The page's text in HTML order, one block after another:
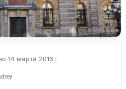
14 марта 2016 г.